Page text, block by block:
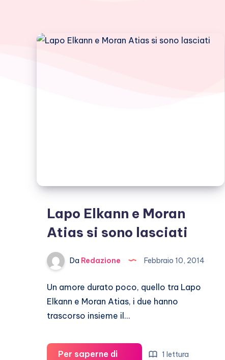
Lapo Elkann e Moran
Atias si sono lasciati
Da Redazione Febbraio 10, 2014
Un amore durato poco, quello tra Lapo
Elkann e Moran Atias, i due hanno
trascorso insieme il…
Per saperne di
1 lettura